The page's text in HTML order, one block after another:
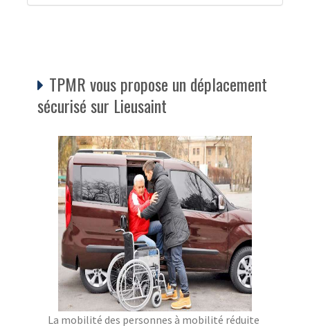
TPMR vous propose un déplacement
sécurisé sur Lieusaint
La mobilité des personnes à mobilité réduite